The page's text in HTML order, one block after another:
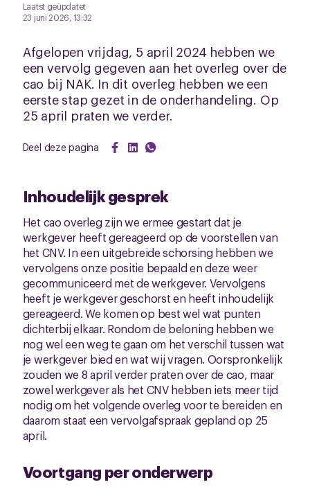
Laatst geüpdatet
23 juni 2026, 13:32
Afgelopen vrijdag, 5 april 2024 hebben we
een vervolg gegeven aan het overleg over de
cao bij NAK. In dit overleg hebben we een
eerste stap gezet in de onderhandeling. Op
25 april praten we verder.
Deel deze pagina
Inhoudelijk gesprek
Het cao overleg zijn we ermee gestart dat je
werkgever heeft gereageerd op de voorstellen van
het CNV. In een uitgebreide schorsing hebben we
vervolgens onze positie bepaald en deze weer
gecommuniceerd met de werkgever. Vervolgens
heeft je werkgever geschorst en heeft inhoudelijk
gereageerd. We komen op best wel wat punten
dichterbij elkaar. Rondom de beloning hebben we
nog wel een weg te gaan om het verschil tussen wat
je werkgever bied en wat wij vragen. Oorspronkelijk
zouden we 8 april verder praten over de cao, maar
zowel werkgever als het CNV hebben iets meer tijd
nodig om het volgende overleg voor te bereiden en
daarom staat een vervolgafspraak gepland op 25
april.
Voortgang per onderwerp